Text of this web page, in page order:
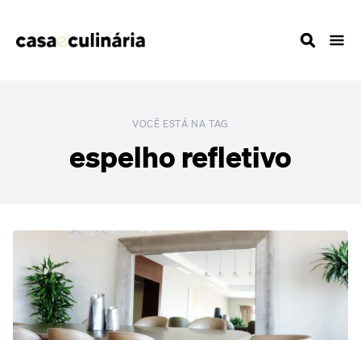
VOCÊ ESTÁ NA TAG
espelho refletivo